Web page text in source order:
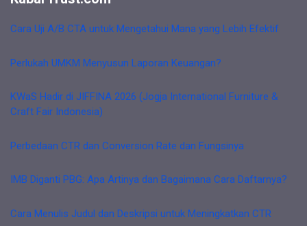
Cara Uji A/B CTA untuk Mengetahui Mana yang Lebih Efektif
Perlukah UMKM Menyusun Laporan Keuangan?
KWaS Hadir di JIFFINA 2026 (Jogja International Furniture &
Craft Fair Indonesia)
Perbedaan CTR dan Conversion Rate dan Fungsinya
IMB Diganti PBG: Apa Artinya dan Bagaimana Cara Daftarnya?
Cara Menulis Judul dan Deskripsi untuk Meningkatkan CTR